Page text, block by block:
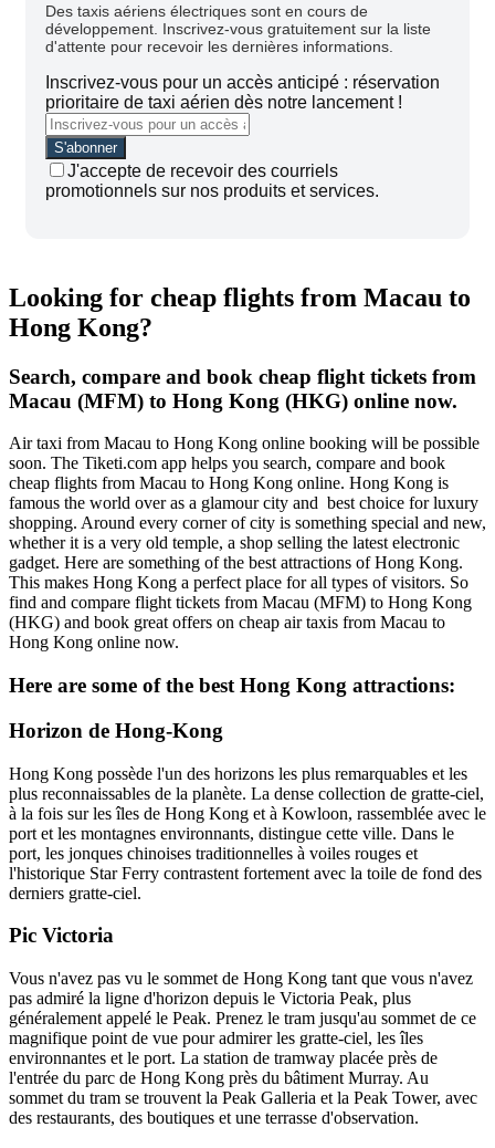
Des taxis aériens électriques sont en cours de
développement. Inscrivez-vous gratuitement sur la liste
d'attente pour recevoir les dernières informations.
Inscrivez-vous pour un accès anticipé : réservation
prioritaire de taxi aérien dès notre lancement !
J'accepte de recevoir des courriels
promotionnels sur nos produits et services.
Looking for cheap flights from Macau to
Hong Kong?
Search, compare and book cheap flight tickets from
Macau (MFM) to Hong Kong (HKG) online now.
Air taxi from Macau to Hong Kong online booking will be possible
soon. The Tiketi.com app helps you search, compare and book
cheap flights from Macau to Hong Kong online. Hong Kong is
famous the world over as a glamour city and best choice for luxury
shopping. Around every corner of city is something special and new,
whether it is a very old temple, a shop selling the latest electronic
gadget. Here are something of the best attractions of Hong Kong.
This makes Hong Kong a perfect place for all types of visitors. So
find and compare flight tickets from Macau (MFM) to Hong Kong
(HKG) and book great offers on cheap air taxis from Macau to
Hong Kong online now.
Here are some of the best Hong Kong attractions:
Horizon de Hong-Kong
Hong Kong possède l'un des horizons les plus remarquables et les
plus reconnaissables de la planète. La dense collection de gratte-ciel,
à la fois sur les îles de Hong Kong et à Kowloon, rassemblée avec le
port et les montagnes environnants, distingue cette ville. Dans le
port, les jonques chinoises traditionnelles à voiles rouges et
l'historique Star Ferry contrastent fortement avec la toile de fond des
derniers gratte-ciel.
Pic Victoria
Vous n'avez pas vu le sommet de Hong Kong tant que vous n'avez
pas admiré la ligne d'horizon depuis le Victoria Peak, plus
généralement appelé le Peak. Prenez le tram jusqu'au sommet de ce
magnifique point de vue pour admirer les gratte-ciel, les îles
environnantes et le port. La station de tramway placée près de
l'entrée du parc de Hong Kong près du bâtiment Murray. Au
sommet du tram se trouvent la Peak Galleria et la Peak Tower, avec
des restaurants, des boutiques et une terrasse d'observation.